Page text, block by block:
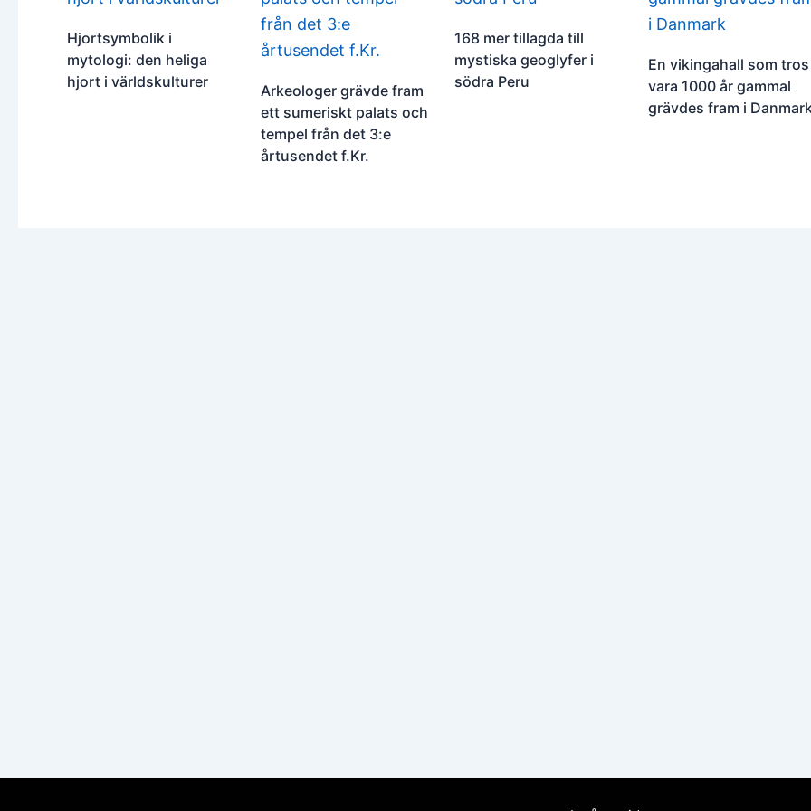
Hjortsymbolik i
mytologi: den heliga
hjort i världskulturer
Arkeologer grävde fram
ett sumeriskt palats och
tempel från det 3:e
årtusendet f.Kr.
168 mer tillagda till
mystiska geoglyfer i
södra Peru
En vikingahall som tros
vara 1000 år gammal
grävdes fram i